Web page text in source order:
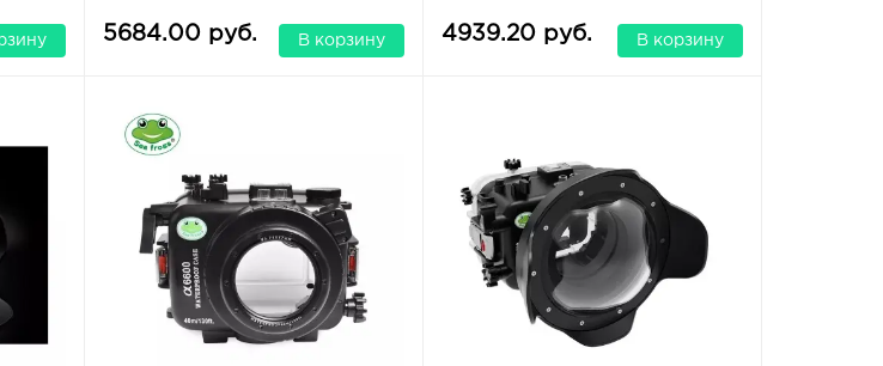
5684.00 руб. В корзину 4939.20 руб. В корзину